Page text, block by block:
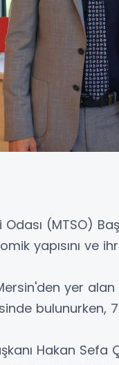
(MTSO)
yapısını ve
yer
bulunurken,
Hakan Sefa